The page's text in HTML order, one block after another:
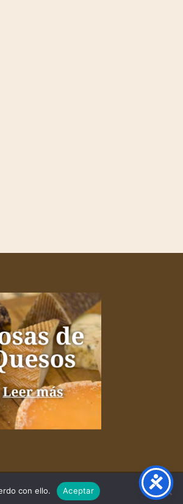
con ello. Aceptar